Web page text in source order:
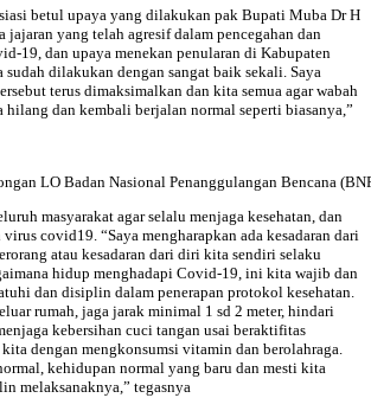
betul upaya yang dilakukan pak Bupati Muba Dr H
jajaran yang telah agresif dalam pencegahan dan
19, dan upaya menekan penularan di Kabupaten
dilakukan dengan sangat baik sekali. Saya
terus dimaksimalkan dan kita semua agar wabah
dan kembali berjalan normal seperti biasanya,”
LO Badan Nasional Penanggulangan Bencana
masyarakat agar selalu menjaga kesehatan, dan
covid19. “Saya mengharapkan ada kesadaran dari
atau kesadaran dari diri kita sendiri selaku
hidup menghadapi Covid-19, ini kita wajib dan
dan disiplin dalam penerapan protokol kesehatan.
rumah, jaga jarak minimal 1 sd 2 meter, hindari
kebersihan cuci tangan usai beraktifitas
dengan mengkonsumsi vitamin dan berolahraga.
kehidupan normal yang baru dan mesti kita
melaksanaknya,” tegasnya